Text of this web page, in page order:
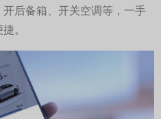
后备箱、开关空调等，一手
。